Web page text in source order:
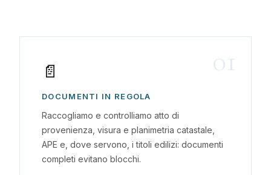
01
📄
DOCUMENTI IN REGOLA
Raccogliamo e controlliamo atto di
provenienza, visura e planimetria catastale,
APE e, dove servono, i titoli edilizi: documenti
completi evitano blocchi.